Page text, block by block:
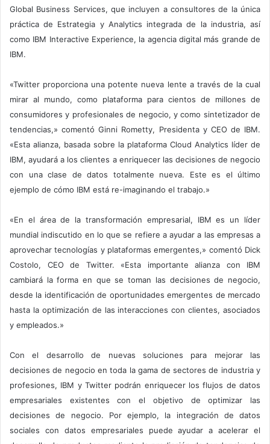
Global Business Services, que incluyen a consultores de la única
práctica de Estrategia y Analytics integrada de la industria, así
como IBM Interactive Experience, la agencia digital más grande de
IBM.
«Twitter proporciona una potente nueva lente a través de la cual
mirar al mundo, como plataforma para cientos de millones de
consumidores y profesionales de negocio, y como sintetizador de
tendencias,» comentó Ginni Rometty, Presidenta y CEO de IBM.
«Esta alianza, basada sobre la plataforma Cloud Analytics líder de
IBM, ayudará a los clientes a enriquecer las decisiones de negocio
con una clase de datos totalmente nueva. Este es el último
ejemplo de cómo IBM está re-imaginando el trabajo.»
«En el área de la transformación empresarial, IBM es un líder
mundial indiscutido en lo que se refiere a ayudar a las empresas a
aprovechar tecnologías y plataformas emergentes,» comentó Dick
Costolo, CEO de Twitter. «Esta importante alianza con IBM
cambiará la forma en que se toman las decisiones de negocio,
desde la identificación de oportunidades emergentes de mercado
hasta la optimización de las interacciones con clientes, asociados
y empleados.»
Con el desarrollo de nuevas soluciones para mejorar las
decisiones de negocio en toda la gama de sectores de industria y
profesiones, IBM y Twitter podrán enriquecer los flujos de datos
empresariales existentes con el objetivo de optimizar las
decisiones de negocio. Por ejemplo, la integración de datos
sociales con datos empresariales puede ayudar a acelerar el